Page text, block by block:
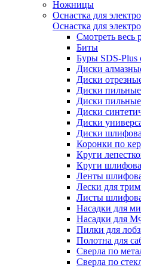
Ножницы
Оснастка для
Оснастка для
Смотреть весь
Биты
Буры SDS-
Диски
Диски
Диски пильные
Диски пильные
Диски
Диски
Диски
Коронки по
Круги
Круги
Ленты
Лески для
Листы
Насадки для
Насадки для
Пилки для
Полотна для
Сверла по
Сверла по